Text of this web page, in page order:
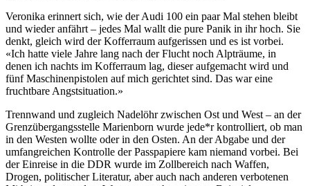
Veronika erinnert sich, wie der Audi 100 ein paar Mal stehen bleibt
und wieder anfährt – jedes Mal wallt die pure Panik in ihr hoch. Sie
denkt, gleich wird der Kofferraum aufgerissen und es ist vorbei.
«Ich hatte viele Jahre lang nach der Flucht noch Alpträume, in
denen ich nachts im Kofferraum lag, dieser aufgemacht wird und
fünf Maschinenpistolen auf mich gerichtet sind. Das war eine
fruchtbare Angstsituation.»
Trennwand und zugleich Nadelöhr zwischen Ost und West – an der
Grenzübergangsstelle Marienborn wurde jede*r kontrolliert, ob man
in den Westen wollte oder in den Osten. An der Abgabe und der
umfangreichen Kontrolle der Passpapiere kam niemand vorbei. Bei
der Einreise in die DDR wurde im Zollbereich nach Waffen,
Drogen, politischer Literatur, aber auch nach anderen verbotenen